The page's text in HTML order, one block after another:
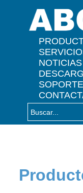
NOTICIAS
SOPORTE